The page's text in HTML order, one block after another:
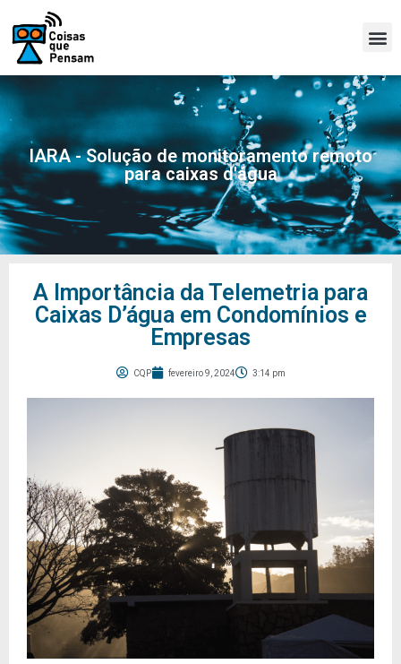
IARA - Solução de monitoramento remoto
para caixas d'água
A Importância da Telemetria para
Caixas D’água em Condomínios e
Empresas
CQP fevereiro 9, 2024 3:14 pm